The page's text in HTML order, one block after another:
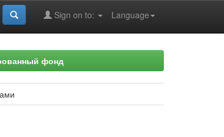
Language
Sign on to:
фонд